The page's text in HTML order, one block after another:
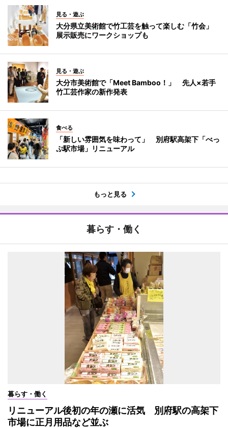
見る・遊ぶ
大分県立美術館で竹工芸を触って楽しむ「竹会」
展示販売にワークショップも
見る・遊ぶ
大分市美術館で「Meet Bamboo！」 先人×若手
竹工芸作家の新作発表
食べる
「新しい雰囲気を味わって」 別府駅高架下「べっ
ぷ駅市場」リニューアル
もっと見る
暮らす・働く
暮らす・働く
リニューアル後初の年の瀬に活気 別府駅の高架下
市場に正月用品など並ぶ